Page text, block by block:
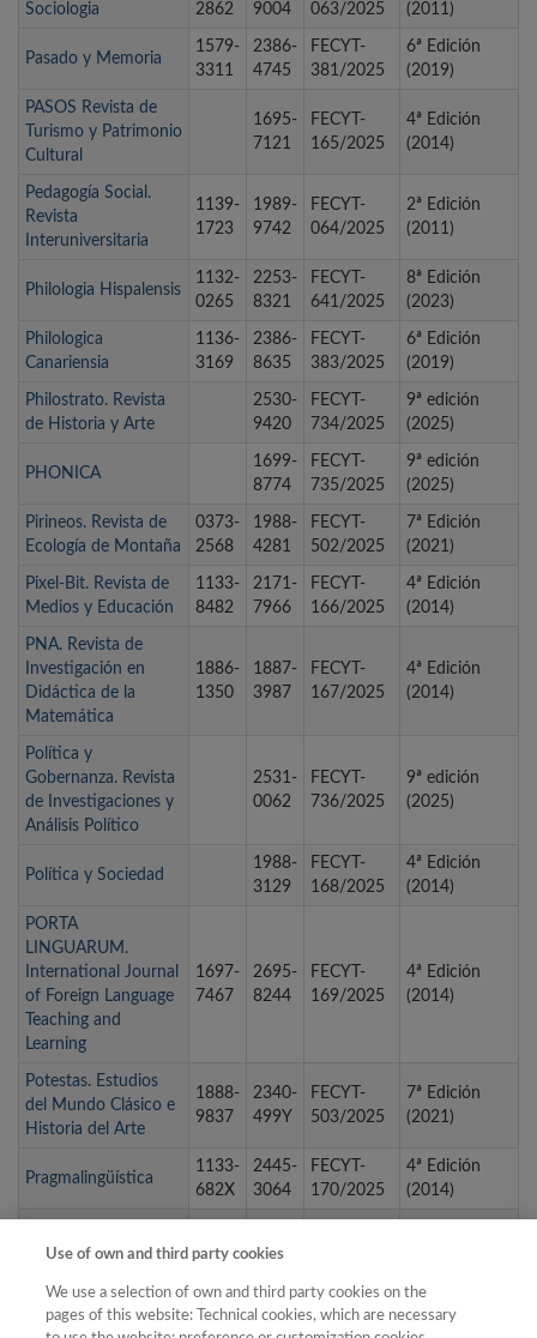
Sociologia
2862
9004
063/2025
(2011)
Pasado y Memoria
1579-
3311
2386-
4745
FECYT-
381/2025
6ª Edición
(2019)
PASOS Revista de
Turismo y Patrimonio
Cultural
1695-
7121
FECYT-
165/2025
4ª Edición
(2014)
Pedagogía Social.
Revista
Interuniversitaria
1139-
1723
1989-
9742
FECYT-
064/2025
2ª Edición
(2011)
Philologia Hispalensis
1132-
0265
2253-
8321
FECYT-
641/2025
8ª Edición
(2023)
Philologica
Canariensia
1136-
3169
2386-
8635
FECYT-
383/2025
6ª Edición
(2019)
Philostrato. Revista
de Historia y Arte
2530-
9420
FECYT-
734/2025
9ª edición
(2025)
PHONICA
1699-
8774
FECYT-
735/2025
9ª edición
(2025)
Pirineos. Revista de
Ecología de Montaña
0373-
2568
1988-
4281
FECYT-
502/2025
7ª Edición
(2021)
Pixel-Bit. Revista de
Medios y Educación
1133-
8482
2171-
7966
FECYT-
166/2025
4ª Edición
(2014)
PNA. Revista de
Investigación en
Didáctica de la
Matemática
1886-
1350
1887-
3987
FECYT-
167/2025
4ª Edición
(2014)
Política y
Gobernanza. Revista
de Investigaciones y
Análisis Político
2531-
0062
FECYT-
736/2025
9ª edición
(2025)
Política y Sociedad
1988-
3129
FECYT-
168/2025
4ª Edición
(2014)
PORTA
LINGUARUM.
International Journal
of Foreign Language
Teaching and
Learning
1697-
7467
2695-
8244
FECYT-
169/2025
4ª Edición
(2014)
Potestas. Estudios
del Mundo Clásico e
Historia del Arte
1888-
9837
2340-
499Y
FECYT-
503/2025
7ª Edición
(2021)
Pragmalingüística
1133-
682X
2445-
3064
FECYT-
170/2025
4ª Edición
(2014)
de Curriculum y
Profesorado
1138-
1989-
Use of own and third party cookies
We use a selection of own and third party cookies on the
pages of this website: Technical cookies, which are necessary